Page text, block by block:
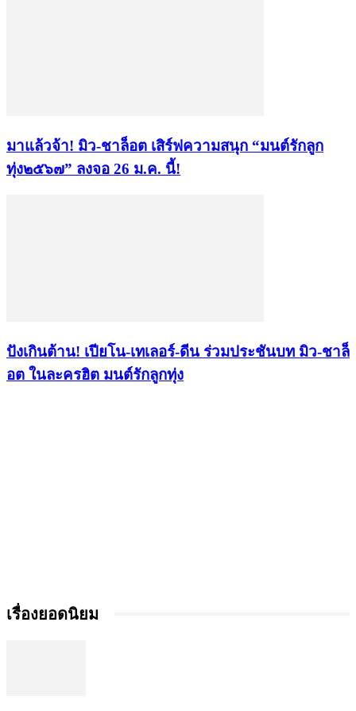
มาแล้วจ้า! มิว-ชาล็อต เสิร์ฟความสนุก “มนต์รักลูก
ทุ่ง๒๕๖๗” ลงจอ 26 ม.ค. นี้!
ปังเกินต้าน! เปียโน-เทเลอร์-ดีน ร่วมประชันบท มิว-ชาล็
อต ในละครฮิต มนต์รักลูกทุ่ง
เรื่องยอดนิยม